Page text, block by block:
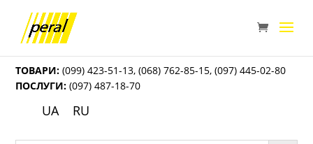
ТОВАРИ: (099) 423-51-13,(068) 762-85-15,(097) 445-02-80
ПОСЛУГИ: (097) 487-18-70
UA RU